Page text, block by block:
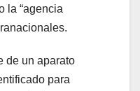
la “agencia
de un aparato
para